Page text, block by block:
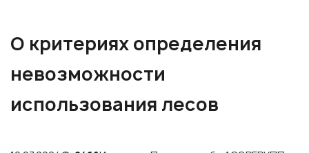
О критериях определения
невозможности
использования лесов